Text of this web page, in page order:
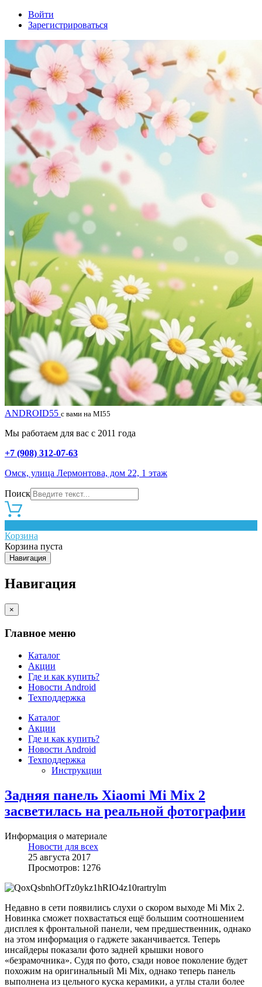
Войти
Зарегистрироваться
ANDROID55 с вами на MI55
Мы работаем для вас с 2011 года
+7 (908) 312-07-63
Омск, улица Лермонтова, дом 22, 1 этаж
Поиск
Корзина
Корзина пуста
Навигация
Навигация
×
Главное меню
Каталог
Акции
Где и как купить?
Новости Android
Техподдержка
Каталог
Акции
Где и как купить?
Новости Android
Техподдержка
Инструкции
Задняя панель Xiaomi Mi Mix 2
засветилась на реальной фотографии
Информация о материале
Новости для всех
25 августа 2017
Просмотров: 1276
Недавно в сети появились слухи о скором выходе Mi Mix 2.
Новинка сможет похвастаться ещё большим соотношением
дисплея к фронтальной панели, чем предшественник, однако
на этом информация о гаджете заканчивается. Теперь
инсайдеры показали фото задней крышки нового
«безрамочника». Судя по фото, сзади новое поколение будет
похожим на оригинальный Mi Mix, однако теперь панель
выполнена из цельного куска керамики, а углы стали более